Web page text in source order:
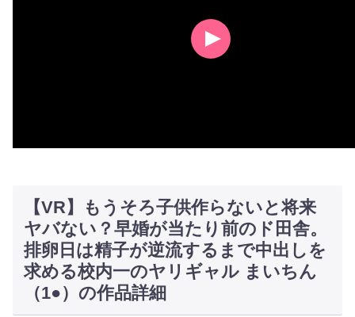
【VR】もうそろ子供作らないと将来
ヤバない？早婚が当たり前のド田舎。
排卵日は精子が逆流するまで中出しを
求める校内一のヤリギャル まいちん
（1●）の作品詳細